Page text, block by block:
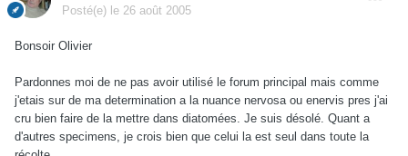
Posté(e) le 26 août 2005
Bonsoir Olivier
Pardonnes moi de ne pas avoir utilisé le forum principal mais comme
j'etais sur de ma determination a la nuance nervosa ou enervis pres j'ai
cru bien faire de la mettre dans diatomées. Je suis désolé. Quant a
d'autres specimens, je crois bien que celui la est seul dans toute la